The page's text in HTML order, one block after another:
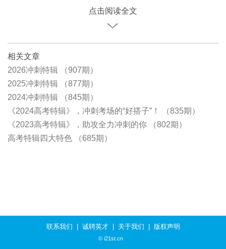
点击阅读全文
相关文章
2026冲刺特辑 （907期）
2025冲刺特辑 （877期）
2024冲刺特辑 （845期）
《2024高考特辑》，冲刺考场的“好搭子”！ （835期）
《2023高考特辑》，助攻全力冲刺的你 （802期）
高考特辑四大特色 （685期）
联系我们 诚聘英才| 关于我们 版权声明
© i21st.cn